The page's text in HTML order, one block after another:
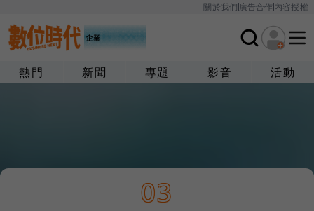
關於我們廣告合作內容授權
熱門 新聞 專題 影音 活動
03